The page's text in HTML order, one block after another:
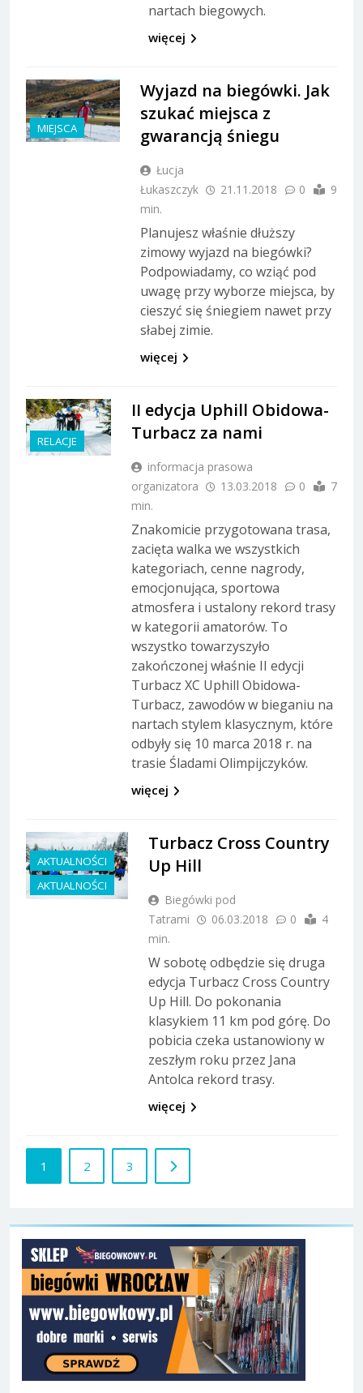
nartach biegowych.
więcej
MIEJSCA
Wyjazd na biegówki. Jak
szukać miejsca z
gwarancją śniegu
Łucja
Łukaszczyk
21.11.2018 0
9
min.
Planujesz właśnie dłuższy
zimowy wyjazd na biegówki?
Podpowiadamy, co wziąć pod
uwagę przy wyborze miejsca, by
cieszyć się śniegiem nawet przy
słabej zimie.
więcej
RELACJE
II edycja Uphill Obidowa-
Turbacz za nami
informacja prasowa
organizatora
13.03.2018 0
7
min.
Znakomicie przygotowana trasa,
zacięta walka we wszystkich
kategoriach, cenne nagrody,
emocjonująca, sportowa
atmosfera i ustalony rekord trasy
w kategorii amatorów. To
wszystko towarzyszyło
zakończonej właśnie II edycji
Turbacz XC Uphill Obidowa-
Turbacz, zawodów w bieganiu na
nartach stylem klasycznym, które
odbyły się 10 marca 2018 r. na
trasie Śladami Olimpijczyków.
więcej
AKTUALNOŚCI
AKTUALNOŚCI
Turbacz Cross Country
Up Hill
Biegówki pod
Tatrami
06.03.2018 0
4
min.
W sobotę odbędzie się druga
edycja Turbacz Cross Country
Up Hill. Do pokonania
klasykiem 11 km pod górę. Do
pobicia czeka ustanowiony w
zeszłym roku przez Jana
Antolca rekord trasy.
więcej
1 2 3